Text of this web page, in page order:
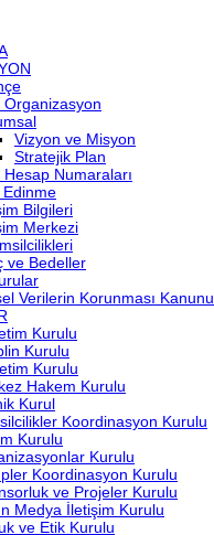
Organizasyon
Vizyon ve Misyon
Stratejik Plan
Hesap Numaraları
Edinme
Bilgileri
Merkezi
ve Bedeller
Verilerin Korunması Kanunu
Kurulu
Kurulu
Kurulu
Hakem Kurulu
Kurul
Koordinasyon Kurulu
Kurulu
Kurulu
Koordinasyon Kurulu
ve Projeler Kurulu
Medya İletişim Kurulu
ve Etik Kurulu